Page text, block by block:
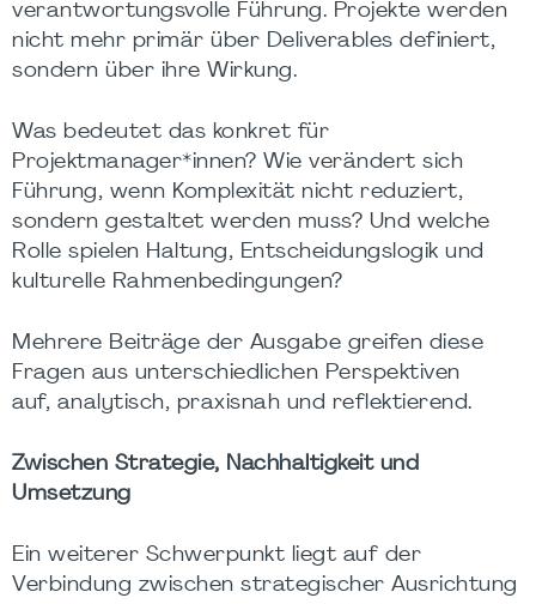
verantwortungsvolle Führung. Projekte werden
nicht mehr primär über Deliverables definiert,
sondern über ihre Wirkung.
Was bedeutet das konkret für
Projektmanager*innen? Wie verändert sich
Führung, wenn Komplexität nicht reduziert,
sondern gestaltet werden muss? Und welche
Rolle spielen Haltung, Entscheidungslogik und
kulturelle Rahmenbedingungen?
Mehrere Beiträge der Ausgabe greifen diese
Fragen aus unterschiedlichen Perspektiven
auf, analytisch, praxisnah und reflektierend.
Zwischen Strategie, Nachhaltigkeit und
Umsetzung
Ein weiterer Schwerpunkt liegt auf der
Verbindung zwischen strategischer Ausrichtung